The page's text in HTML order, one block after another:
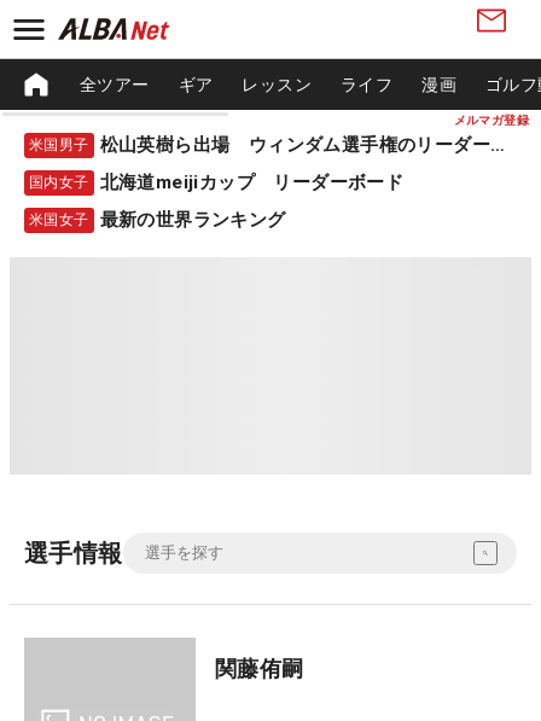
メルマガ登録
全ツアー ギア レッスン ライフ 漫画 ゴル
米国男子 松山英樹ら出場 ウィンダム選手権のリーダーボード
国内女子 北海道meijiカップ リーダーボード
米国女子 最新の世界ランキング
選手情報
関藤侑嗣